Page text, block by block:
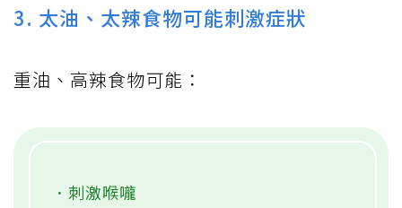
3. 太油、太辣食物可能刺激症狀
重油、高辣食物可能：
．刺激喉嚨